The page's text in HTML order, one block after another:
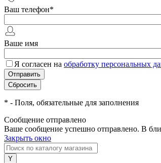
Ваш телефон*
Ваше имя
Я согласен на обработку персональных
* - Поля, обязательные для заполнения
Сообщение отправлено
Ваше сообщение успешно отправлено. В
Закрыть окно